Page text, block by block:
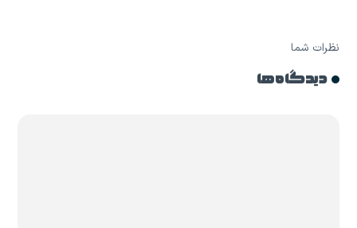
نظرات شما
دیدگاه ها